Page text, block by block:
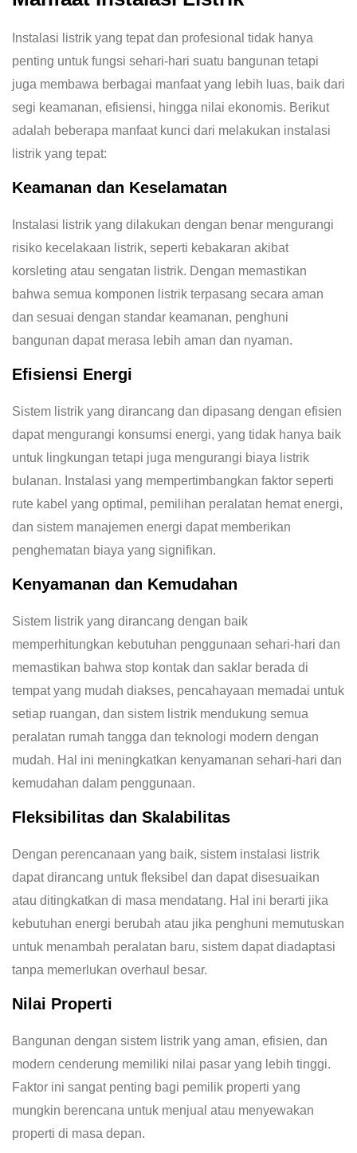
Instalasi listrik yang tepat dan profesional tidak hanya
penting untuk fungsi sehari-hari suatu bangunan tetapi
juga membawa berbagai manfaat yang lebih luas, baik dari
segi keamanan, efisiensi, hingga nilai ekonomis. Berikut
adalah beberapa manfaat kunci dari melakukan instalasi
listrik yang tepat:
Keamanan dan Keselamatan
Instalasi listrik yang dilakukan dengan benar mengurangi
risiko kecelakaan listrik, seperti kebakaran akibat
korsleting atau sengatan listrik. Dengan memastikan
bahwa semua komponen listrik terpasang secara aman
dan sesuai dengan standar keamanan, penghuni
bangunan dapat merasa lebih aman dan nyaman.
Efisiensi Energi
Sistem listrik yang dirancang dan dipasang dengan efisien
dapat mengurangi konsumsi energi, yang tidak hanya baik
untuk lingkungan tetapi juga mengurangi biaya listrik
bulanan. Instalasi yang mempertimbangkan faktor seperti
rute kabel yang optimal, pemilihan peralatan hemat energi,
dan sistem manajemen energi dapat memberikan
penghematan biaya yang signifikan.
Kenyamanan dan Kemudahan
Sistem listrik yang dirancang dengan baik
memperhitungkan kebutuhan penggunaan sehari-hari dan
memastikan bahwa stop kontak dan saklar berada di
tempat yang mudah diakses, pencahayaan memadai untuk
setiap ruangan, dan sistem listrik mendukung semua
peralatan rumah tangga dan teknologi modern dengan
mudah. Hal ini meningkatkan kenyamanan sehari-hari dan
kemudahan dalam penggunaan.
Fleksibilitas dan Skalabilitas
Dengan perencanaan yang baik, sistem instalasi listrik
dapat dirancang untuk fleksibel dan dapat disesuaikan
atau ditingkatkan di masa mendatang. Hal ini berarti jika
kebutuhan energi berubah atau jika penghuni memutuskan
untuk menambah peralatan baru, sistem dapat diadaptasi
tanpa memerlukan overhaul besar.
Nilai Properti
Bangunan dengan sistem listrik yang aman, efisien, dan
modern cenderung memiliki nilai pasar yang lebih tinggi.
Faktor ini sangat penting bagi pemilik properti yang
mungkin berencana untuk menjual atau menyewakan
properti di masa depan.